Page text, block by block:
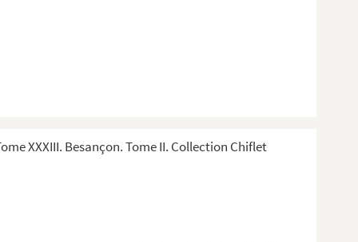
XXXIII. Besançon. Tome II. Collection Chiflet